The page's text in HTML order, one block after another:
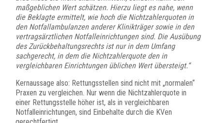
maßgeblichen Wert schätzen. Hierzu liegt es nahe, wenn
die Beklagte ermittelt, wie hoch die Nichtzahlerquoten in
den Notfallambulanzen anderer Klinikträger sowie in den
vertragsärztlichen Notfalleinrichtungen sind. Die Ausübung
des Zurückbehaltungsrechts ist nur in dem Umfang
sachgerecht, in dem die Nichtzahlerquote den in
vergleichbaren Einrichtungen üblichen Wert übersteigt.“
Kernaussage also: Rettungsstellen sind nicht mit „normalen“
Praxen zu vergleichen. Nur wenn die Nichtzahlerquote in
einer Rettungsstelle höher ist, als in vergleichbaren
Notfalleinrichtungen, sind Einbehalte durch die KVen